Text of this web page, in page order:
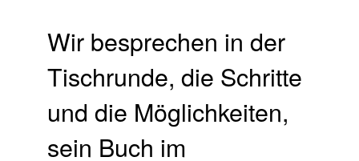
Wir besprechen in der
Tischrunde, die Schritte
und die Möglichkeiten,
sein Buch im